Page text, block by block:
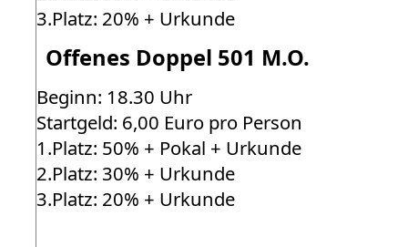
3.Platz: 20% + Urkunde
Offenes Doppel 501 M.O.
Beginn: 18.30 Uhr
Startgeld: 6,00 Euro pro Person
1.Platz: 50% + Pokal + Urkunde
2.Platz: 30% + Urkunde
3.Platz: 20% + Urkunde